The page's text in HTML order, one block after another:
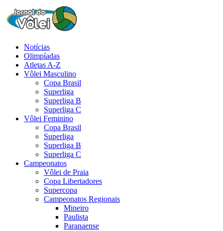
Notícias
Olimpíadas
Atletas A-Z
Vôlei Masculino
Copa Brasil
Superliga
Superliga B
Superliga C
Vôlei Feminino
Copa Brasil
Superliga
Superliga B
Superliga C
Campeonatos
Vôlei de Praia
Copa Libertadores
Supercopa
Campeonatos Regionais
Mineiro
Paulista
Paranaense